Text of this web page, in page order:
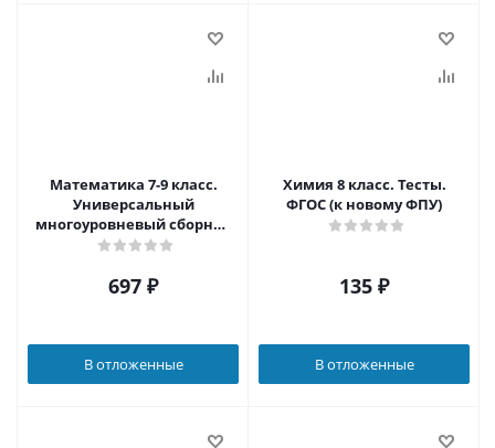
Математика 7-9 класс.
Универсальный
многоуровневый сборник
задач в 3-х частях. Часть 3
697 ₽
В отложенные
Химия 8 класс. Тесты.
ФГОС (к новому ФПУ)
135 ₽
В отложенные